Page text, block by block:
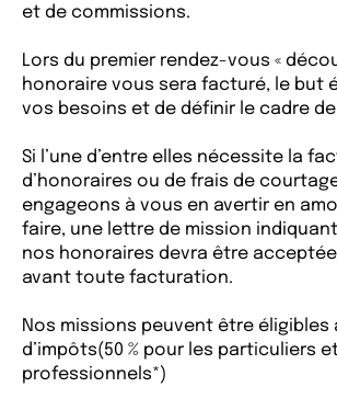
et de commissions.
Lors du premier rendez-vous «
honoraire vous sera facturé, le but
vos besoins et de définir le cadre
Si l’une d’entre elles nécessite la
d’honoraires ou de frais de
engageons à vous en avertir en
faire, une lettre de mission
nos honoraires devra être
avant toute facturation.
Nos missions peuvent être éligibles
d’impôts(50 % pour les particuliers
professionnels*)